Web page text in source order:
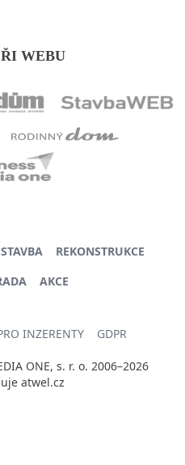
WEBU
STAVBA
REKONSTRUKCE
AKCE
INZERENTY GDPR
ONE, s. r. o. 2006–2026